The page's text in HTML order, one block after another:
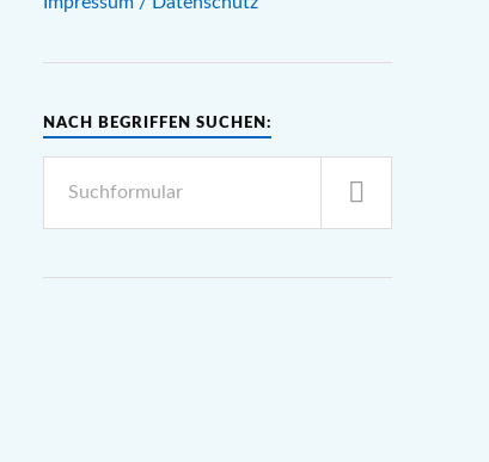
NACH BEGRIFFEN SUCHEN: